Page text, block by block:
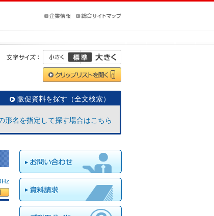
販促資料を探す（全文検索）
形名を指定して探す場合はこちら